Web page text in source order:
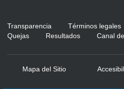
Transparencia Términos legales
Quejas
Resultados Canal
Mapa del Sitio